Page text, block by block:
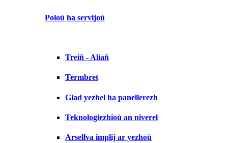
Poloù ha servijoù
Treiñ - Aliañ
Termbret
Glad yezhel ha panellerezh
Teknologiezhioù an niverel
Arsellva implij ar yezhoù